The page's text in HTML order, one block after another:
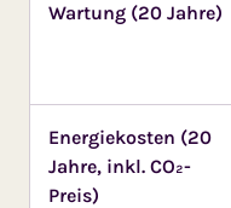
Wartung (20 Jahre)
Energiekosten (20
Jahre, inkl. CO₂-
Preis)